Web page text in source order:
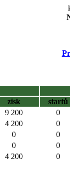
zisk
startů
9 200
0
4 200
0
0
0
0
0
4 200 0